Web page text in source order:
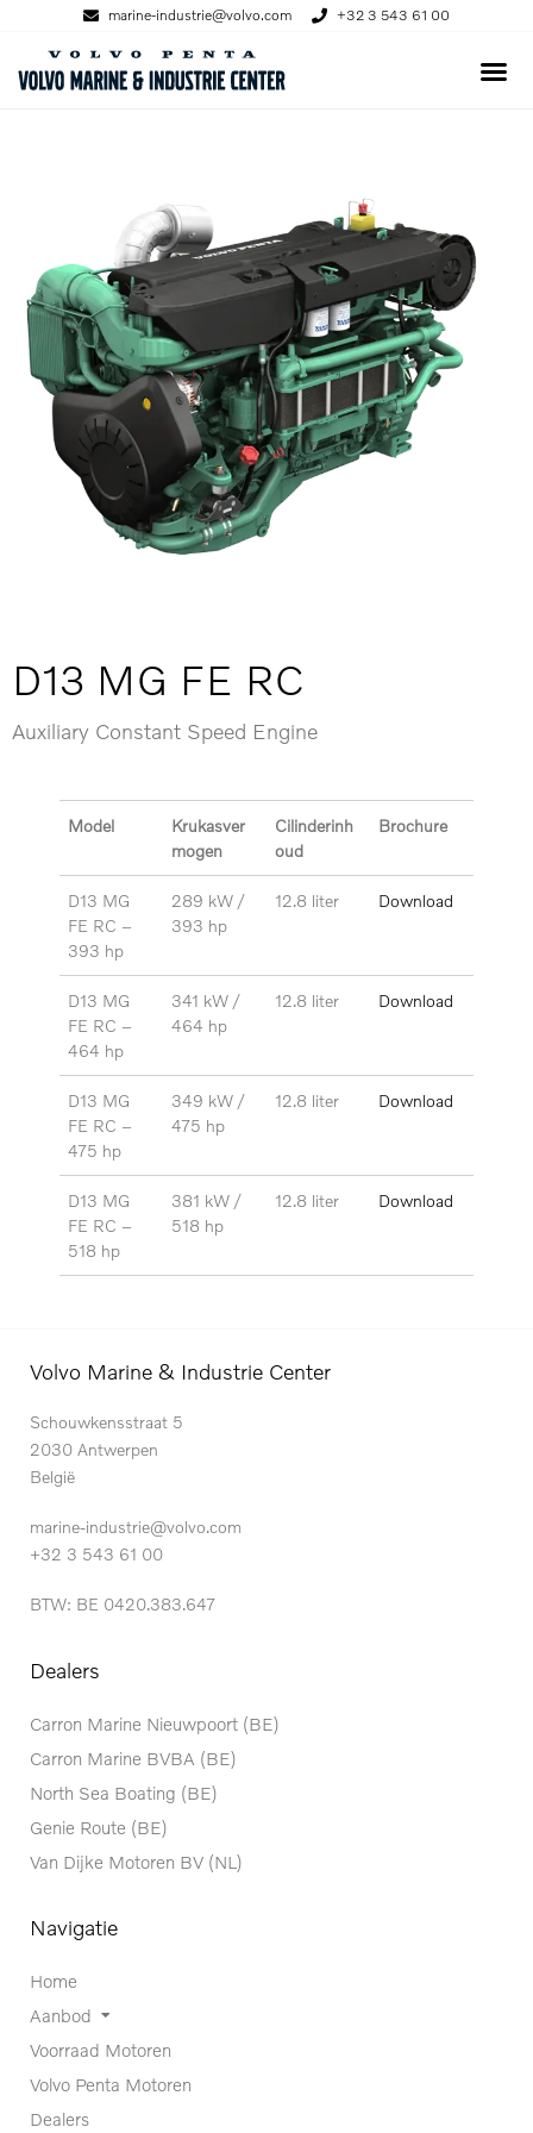
marine-industrie@volvo.com +32 3 543 61 00
D13 MG FE RC
Auxiliary Constant Speed Engine
Model
Krukasver
mogen
Cilinderinh
oud
Brochure
D13 MG
FE RC –
393 hp
289 kW /
393 hp
12.8 liter Download
D13 MG
FE RC –
464 hp
341 kW /
464 hp
12.8 liter Download
D13 MG
FE RC –
475 hp
349 kW /
475 hp
12.8 liter Download
D13 MG
FE RC –
518 hp
381 kW /
518 hp
12.8 liter Download
Volvo Marine & Industrie Center
Schouwkensstraat 5
2030 Antwerpen
België
marine-industrie@volvo.com
+32 3 543 61 00
BTW: BE 0420.383.647
Dealers
Carron Marine Nieuwpoort (BE)
Carron Marine BVBA (BE)
North Sea Boating (BE)
Genie Route (BE)
Van Dijke Motoren BV (NL)
Navigatie
Home
Aanbod
Voorraad Motoren
Volvo Penta Motoren
Dealers